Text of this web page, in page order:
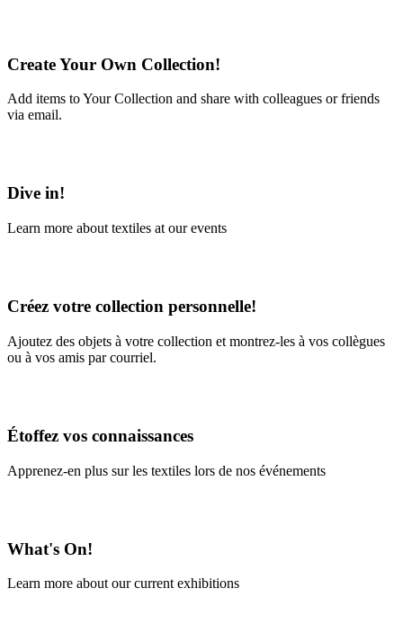
Create Your Own Collection!
Add items to Your Collection and share with colleagues or friends
via email.
Dive in!
Learn more about textiles at our events
Créez votre collection personnelle!
Ajoutez des objets à votre collection et montrez-les à vos collègues
ou à vos amis par courriel.
Étoffez vos connaissances
Apprenez-en plus sur les textiles lors de nos événements
What's On!
Learn more about our current exhibitions